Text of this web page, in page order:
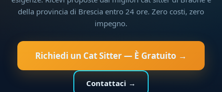
della provincia di Brescia entro 24 ore. Zero costi, zero
impegno.
Richiedi un Cat Sitter — È Gratuito →
Contattaci →